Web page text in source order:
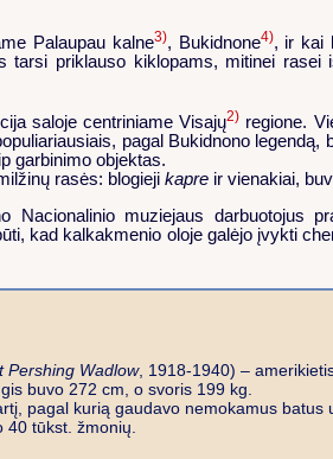
Palaupau kalne3), Bukidnone4), ir kai
tarsi priklauso kiklopams, mitinei
saloje centriniame Visajų2) regione.
pagal Bukidnono legendą,
garbinimo objektas.
rasės: blogieji kapre ir vienakiai,
Nacionalinio muziejaus darbuotojus
kad kalkakmenio oloje galėjo įvykti
Pershing Wadlow, 1918-1940) –
buvo 272 cm, o svoris 199 kg.
pagal kurią gaudavo nemokamus
tūkst. žmonių.